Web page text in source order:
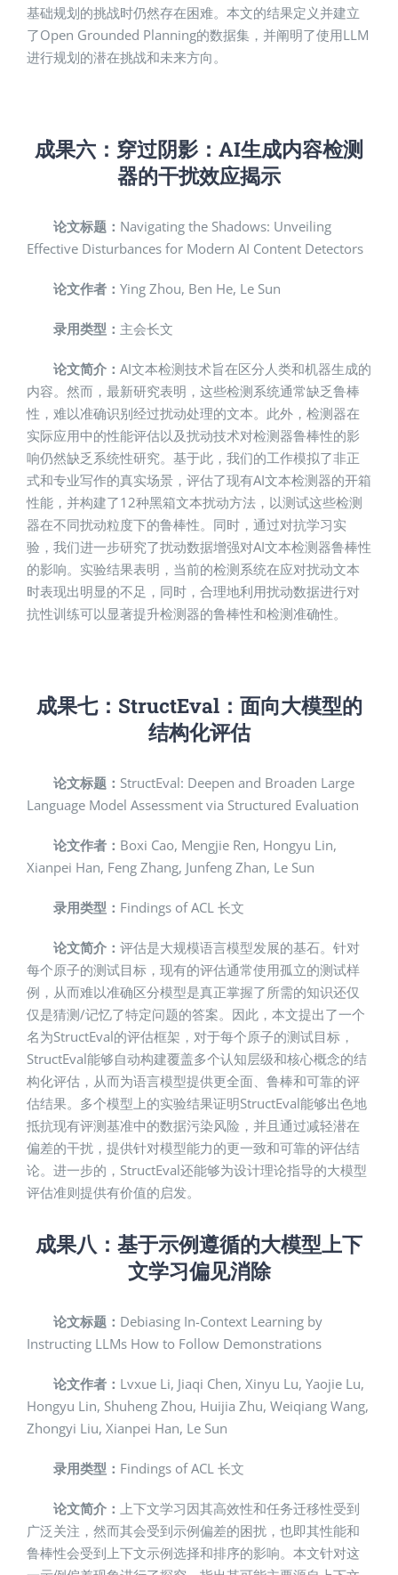
基础规划的挑战时仍然存在困难。本文的结果定义并建立
了Open Grounded Planning的数据集，并阐明了使用LLM
进行规划的潜在挑战和未来方向。
成果六： 穿过阴影：AI生成内容检测
器的干扰效应揭示
论文标题： Navigating the Shadows: Unveiling
Effective Disturbances for Modern AI Content Detectors
论文作者： Ying Zhou, Ben He, Le Sun
录用类型： 主会长文
论文简介： AI文本检测技术旨在区分人类和机器生成的
内容。然而，最新研究表明，这些检测系统通常缺乏鲁棒
性，难以准确识别经过扰动处理的文本。此外，检测器在
实际应用中的性能评估以及扰动技术对检测器鲁棒性的影
响仍然缺乏系统性研究。基于此，我们的工作模拟了非正
式和专业写作的真实场景，评估了现有AI文本检测器的开箱
性能，并构建了12种黑箱文本扰动方法，以测试这些检测
器在不同扰动粒度下的鲁棒性。同时，通过对抗学习实
验，我们进一步研究了扰动数据增强对AI文本检测器鲁棒性
的影响。实验结果表明，当前的检测系统在应对扰动文本
时表现出明显的不足，同时，合理地利用扰动数据进行对
抗性训练可以显著提升检测器的鲁棒性和检测准确性。
成果七： StructEval：面向大模型的
结构化评估
论文标题： StructEval: Deepen and Broaden Large
Language Model Assessment via Structured Evaluation
论文作者： Boxi Cao, Mengjie Ren, Hongyu Lin,
Xianpei Han, Feng Zhang, Junfeng Zhan, Le Sun
录用类型： Findings of ACL 长文
论文简介： 评估是大规模语言模型发展的基石。针对
每个原子的测试目标，现有的评估通常使用孤立的测试样
例，从而难以准确区分模型是真正掌握了所需的知识还仅
仅是猜测/记忆了特定问题的答案。因此，本文提出了一个
名为StructEval的评估框架，对于每个原子的测试目标，
StructEval能够自动构建覆盖多个认知层级和核心概念的结
构化评估，从而为语言模型提供更全面、鲁棒和可靠的评
估结果。多个模型上的实验结果证明StructEval能够出色地
抵抗现有评测基准中的数据污染风险，并且通过减轻潜在
偏差的干扰，提供针对模型能力的更一致和可靠的评估结
论。进一步的，StructEval还能够为设计理论指导的大模型
评估准则提供有价值的启发。
成果八： 基于示例遵循的大模型上下
文学习偏见消除
论文标题： Debiasing In-Context Learning by
Instructing LLMs How to Follow Demonstrations
论文作者： Lvxue Li, Jiaqi Chen, Xinyu Lu, Yaojie Lu,
Hongyu Lin, Shuheng Zhou, Huijia Zhu, Weiqiang Wang,
Zhongyi Liu, Xianpei Han, Le Sun
录用类型： Findings of ACL 长文
论文简介： 上下文学习因其高效性和任务迁移性受到
广泛关注，然而其会受到示例偏差的困扰，也即其性能和
鲁棒性会受到上下文示例选择和排序的影响。本文针对这